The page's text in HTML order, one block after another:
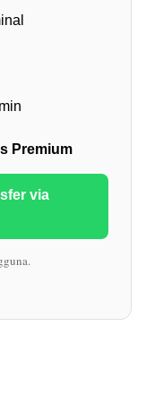
Premium
via